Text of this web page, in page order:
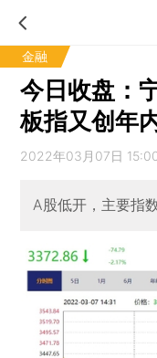
金融
今日收盘：
板指又创年
2022年03月07日
A股低开，主要指